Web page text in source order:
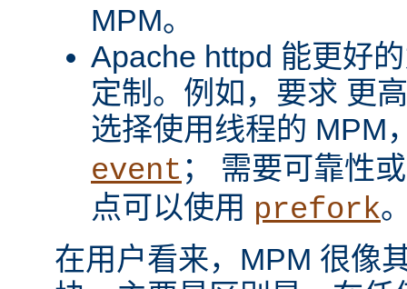
MPM。
Apache httpd 能更好
定制。例如，要求 更
选择使用线程的 MPM
event ； 需要可靠性
点可以使用 prefork
在用户看来，MPM 很像